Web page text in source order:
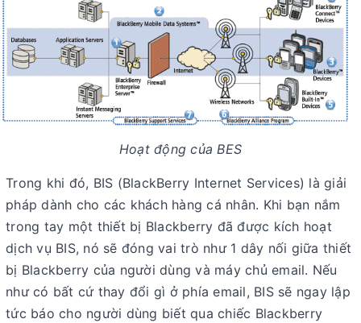
Hoạt động của BES
Trong khi đó, BIS (BlackBerry Internet Services) là giải
pháp dành cho các khách hàng cá nhân. Khi bạn nắm
trong tay một thiết bị Blackberry đã được kích hoạt
dịch vụ BIS, nó sẽ đóng vai trò như 1 dây nối giữa thiết
bị Blackberry của người dùng và máy chủ email. Nếu
như có bất cứ thay đổi gì ở phía email, BIS sẽ ngay lập
tức báo cho người dùng biết qua chiếc Blackberry